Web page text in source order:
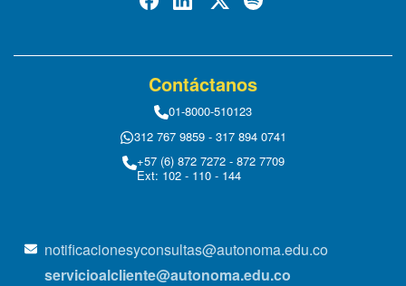
Contáctanos
01-8000-510123
312 767 9859 - 317 894 0741
+57 (6) 872 7272 - 872 7709
Ext: 102 - 110 - 144
notificacionesyconsultas@autonoma.edu.co
servicioalcliente@autonoma.edu.co